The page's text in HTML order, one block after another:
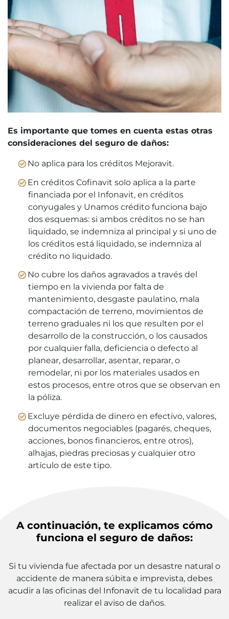
Es importante que tomes en cuenta estas otras
consideraciones del seguro de daños:
No aplica para los créditos Mejoravit.
En créditos Cofinavit solo aplica a la parte
financiada por el Infonavit, en créditos
conyugales y Unamos crédito funciona bajo
dos esquemas: si ambos créditos no se han
liquidado, se indemniza al principal y si uno de
los créditos está liquidado, se indemniza al
crédito no liquidado.
No cubre los daños agravados a través del
tiempo en la vivienda por falta de
mantenimiento, desgaste paulatino, mala
compactación de terreno, movimientos de
terreno graduales ni los que resulten por el
desarrollo de la construcción, o los causados
por cualquier falla, deficiencia o defecto al
planear, desarrollar, asentar, reparar, o
remodelar, ni por los materiales usados en
estos procesos, entre otros que se observan en
la póliza.
Excluye pérdida de dinero en efectivo, valores,
documentos negociables (pagarés, cheques,
acciones, bonos financieros, entre otros),
alhajas, piedras preciosas y cualquier otro
artículo de este tipo.
A continuación, te explicamos cómo
funciona el seguro de daños:
Si tu vivienda fue afectada por un desastre natural o
accidente de manera súbita e imprevista, debes
acudir a las oficinas del Infonavit de tu localidad para
realizar el aviso de daños.